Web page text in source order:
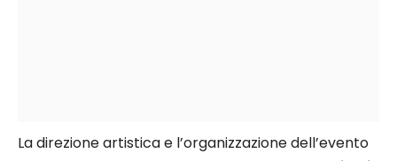
La direzione artistica e l’organizzazione dell’evento